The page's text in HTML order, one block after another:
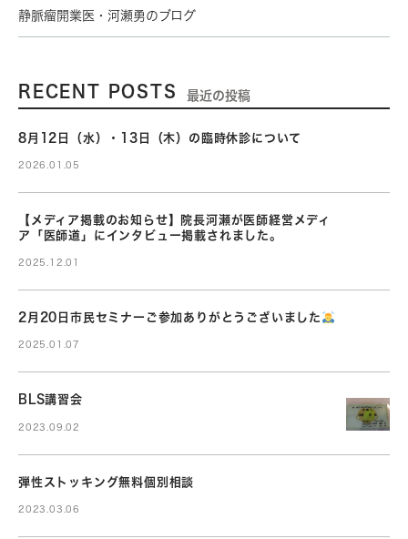
静脈瘤開業医・河瀬勇のブログ
RECENT POSTS 最近の投稿
8月12日（水）・13日（木）の臨時休診について
2026.01.05
【メディア掲載のお知らせ】院長河瀬が医師経営メディ
ア「医師道」にインタビュー掲載されました。
2025.12.01
2月20日市民セミナーご参加ありがとうございました
2025.01.07
BLS講習会
2023.09.02
弾性ストッキング無料個別相談
2023.03.06